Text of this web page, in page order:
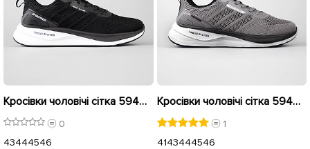
Кросівки чоловічі сітка 594463 Чорні
0
43444546
Кросівки чоловічі сітка 594464 Сірі розпродаж
1
4143444546